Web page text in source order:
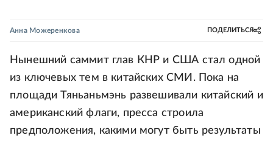
Анна Можеренкова ПОДЕЛИТЬСЯ
Нынешний саммит глав КНР и США стал одной
из ключевых тем в китайских СМИ. Пока на
площади Тяньаньмэнь развешивали китайский и
американский флаги, пресса строила
предположения, какими могут быть результаты